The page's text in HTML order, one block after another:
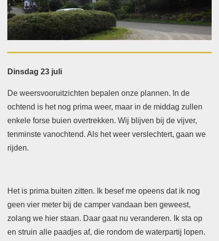
Dinsdag 23 juli
De weersvooruitzichten bepalen onze plannen. In de
ochtend is het nog prima weer, maar in de middag zullen
enkele forse buien overtrekken. Wij blijven bij de vijver,
tenminste vanochtend. Als het weer verslechtert, gaan we
rijden.
Het is prima buiten zitten. Ik besef me opeens dat ik nog
geen vier meter bij de camper vandaan ben geweest,
zolang we hier staan. Daar gaat nu veranderen. Ik sta op
en struin alle paadjes af, die rondom de waterpartij lopen.